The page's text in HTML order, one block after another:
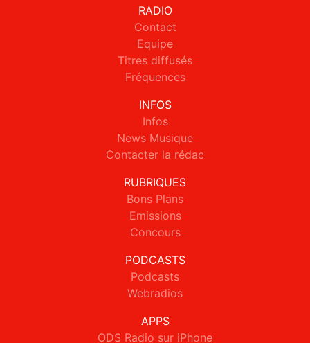
RADIO
Contact
Equipe
Titres diffusés
Fréquences
INFOS
Infos
News Musique
Contacter la rédac
RUBRIQUES
Bons Plans
Emissions
Concours
PODCASTS
Podcasts
Webradios
APPS
ODS Radio sur iPhone